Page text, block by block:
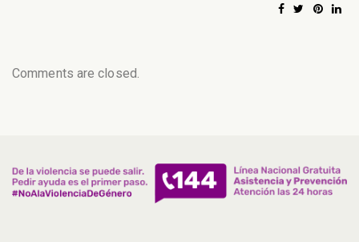
Comments are closed.